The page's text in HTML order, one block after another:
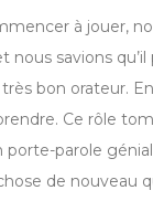
à jouer,
nous savions
bon orateur.
Ce rôle
porte-parole
de nouveau